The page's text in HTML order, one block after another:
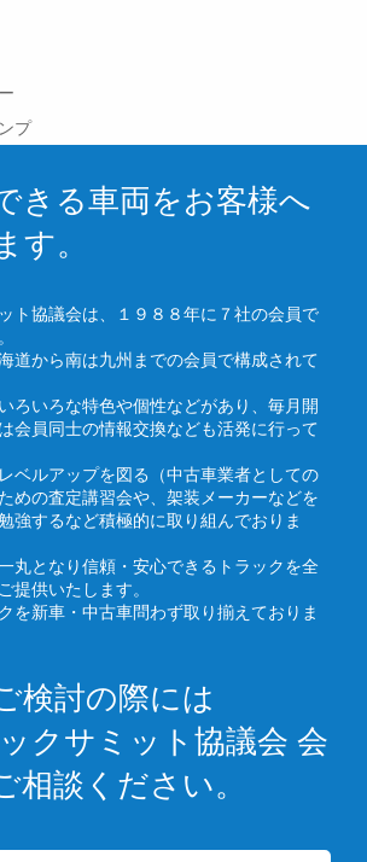
プ
きる車両をお客様へ
す。
ト協議会は、１９８８年に７社の会員で
道から南は九州までの会員で構成されて
ろいろな特色や個性などがあり、毎月開
会員同士の情報交換なども活発に行って
ベルアップを図る（中古車業者としての
めの査定講習会や、架装メーカーなどを
強するなど積極的に取り組んでおりま
丸となり信頼・安心できるトラックを全
提供いたします。
を新車・中古車問わず取り揃えておりま
検討の際には
クサミット協議会 会
相談ください。